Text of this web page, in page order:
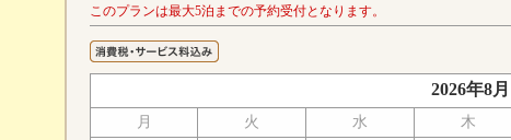
このプランは最大5泊までの予約受付となります。
2026年8月
月 火 水 木